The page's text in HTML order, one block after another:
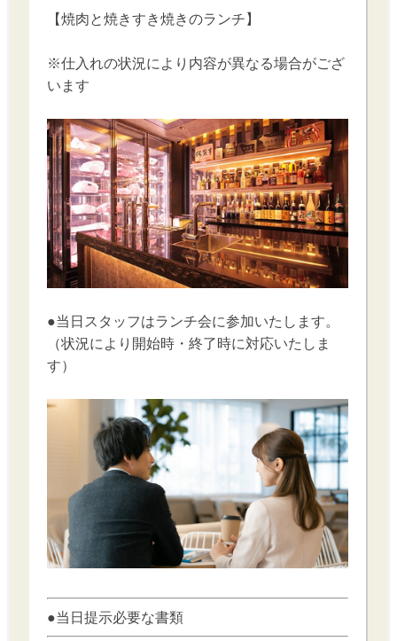
【焼肉と焼きすき焼きのランチ】
※仕入れの状況により内容が異なる場合がござ
います
●当日スタッフはランチ会に参加いたします。
（状況により開始時・終了時に対応いたしま
す）
●当日提示必要な書類